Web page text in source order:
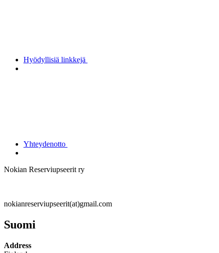
Hyödyllisiä linkkejä
Yhteydenotto
Nokian Reserviupseerit ry
nokianreserviupseerit(at)gmail.com
Suomi
Address